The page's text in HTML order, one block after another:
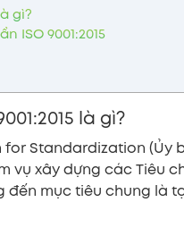
gì?
ISO 9001:2015
là gì?
Standardization (Ủy
vụ xây dựng các Tiêu
mục tiêu chung là